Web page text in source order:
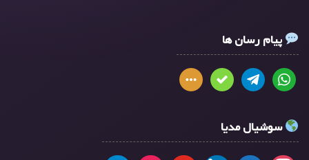
پیام رسان ها
سوشیال مدیا